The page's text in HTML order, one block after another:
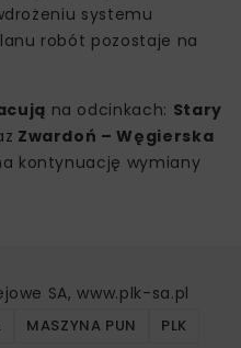
systemu
robót pozostaje na
na odcinkach: Stary
Zwardoń – Węgierska
kontynuację wymiany
SA, www.plk-sa.pl
MASZYNA PUN
PLK